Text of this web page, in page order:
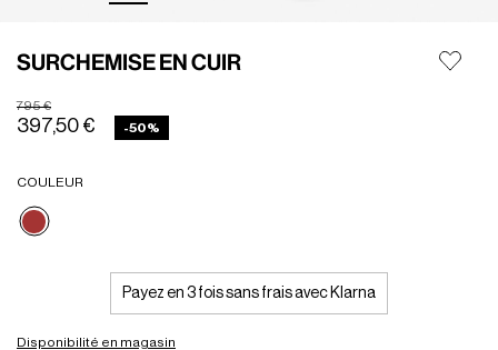
SURCHEMISE EN CUIR
Prix réduit de
795 €à
397,50 € -50%
COULEUR
Sélectionné
Payez en 3 fois sans frais avec Klarna
Disponibilité en magasin